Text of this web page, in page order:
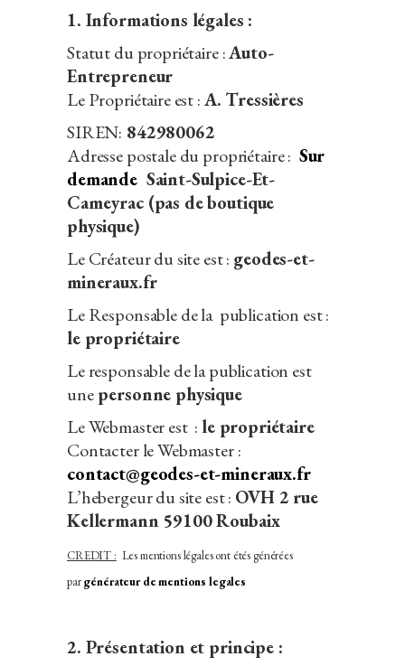
1. Informations légales :
Statut du propriétaire :Auto-
Entrepreneur
Le Propriétaire est :A. Tressières
SIREN: 842980062
Adresse postale du propriétaire : Sur
demande Saint-Sulpice-Et-
Cameyrac (pas de boutique
physique)
Le Créateur du site est : geodes-et-
mineraux.fr
Le Responsable de la publication est :
le propriétaire
Le responsable de la publication est
unepersonne physique
Le Webmaster est : le propriétaire
Contacter le Webmaster :
contact@geodes-et-mineraux.fr
L’hebergeur du site est : OVH 2 rue
Kellermann 59100 Roubaix
CREDIT : Les mentions légales ont étés générées
par générateur de mentions legales
2. Présentation et principe :